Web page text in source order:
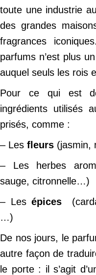
toute une industrie
des grandes
fragrances
parfums n’est plus
auquel seuls les rois
Pour ce qui est
ingrédients utilisés
prisés, comme :
– Les fleurs (jasmin,
– Les herbes
sauge, citronnelle…)
– Les épices
…)
De nos jours, le
autre façon de
le porte : il s’agit